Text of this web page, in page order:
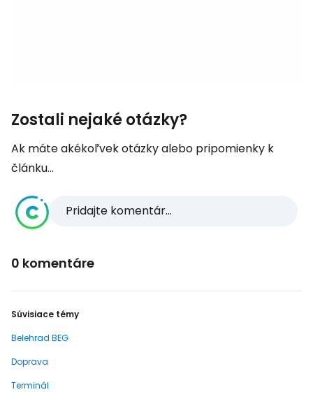
Zostali nejaké otázky?
Ak máte akékoľvek otázky alebo pripomienky k
článku...
Pridajte komentár...
0 komentáre
Súvisiace témy
Belehrad BEG
Doprava
Terminál